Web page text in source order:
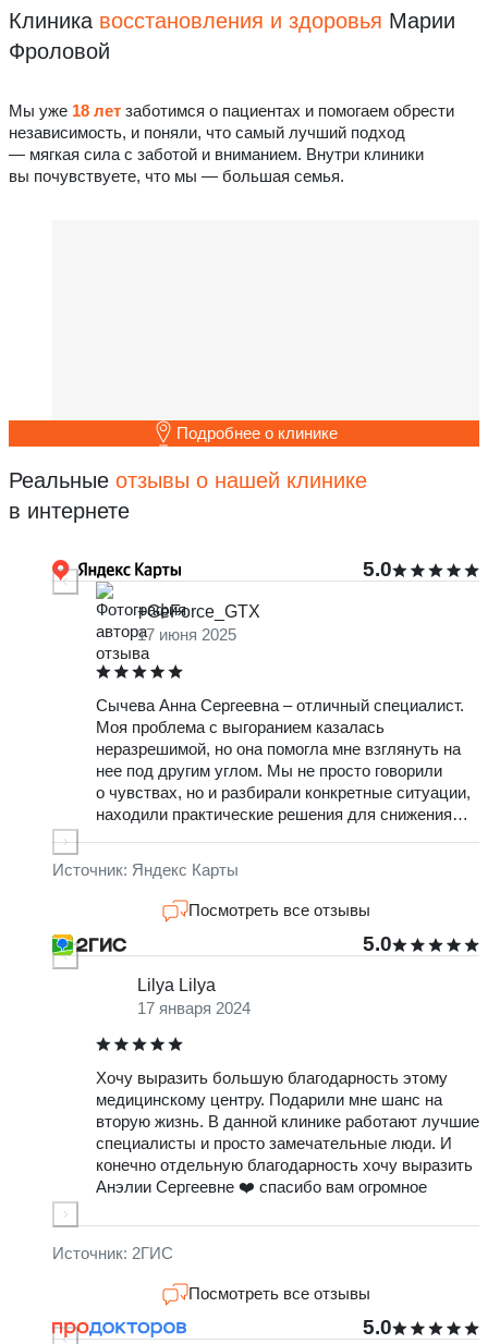
Клиника восстановления и здоровья Марии
Фроловой
Мы уже 18 лет заботимся о пациентах и помогаем обрести
независимость, и поняли, что самый лучший подход
— мягкая сила с заботой и вниманием. Внутри клиники
вы почувствуете, что мы — большая семья.
Подробнее о клинике
Реальные отзывы о нашей клинике
в интернете
5.0
+GeForce_GTX
17 июня 2025
Сычева Анна Сергеевна – отличный специалист.
Моя проблема с выгоранием казалась
неразрешимой, но она помогла мне взглянуть на
нее под другим углом. Мы не просто говорили
о чувствах, но и разбирали конкретные ситуации,
находили практические решения для снижения
Источник: Яндекс Карты
Посмотреть все отзывы
5.0
Lilya Lilya
17 января 2024
Хочу выразить большую благодарность этому
медицинскому центру. Подарили мне шанс на
вторую жизнь. В данной клинике работают лучшие
специалисты и просто замечательные люди. И
конечно отдельную благодарность хочу выразить
Анэлии Сергеевне ❤️ спасибо вам огромное
Источник: 2ГИС
Посмотреть все отзывы
5.0